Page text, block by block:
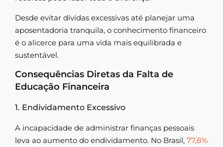
Desde evitar dívidas excessivas até planejar uma
aposentadoria tranquila, o conhecimento financeiro
é o alicerce para uma vida mais equilibrada e
sustentável.
Consequências Diretas da Falta de
Educação Financeira
1. Endividamento Excessivo
A incapacidade de administrar finanças pessoais
leva ao aumento do endividamento. No Brasil, 77,8%